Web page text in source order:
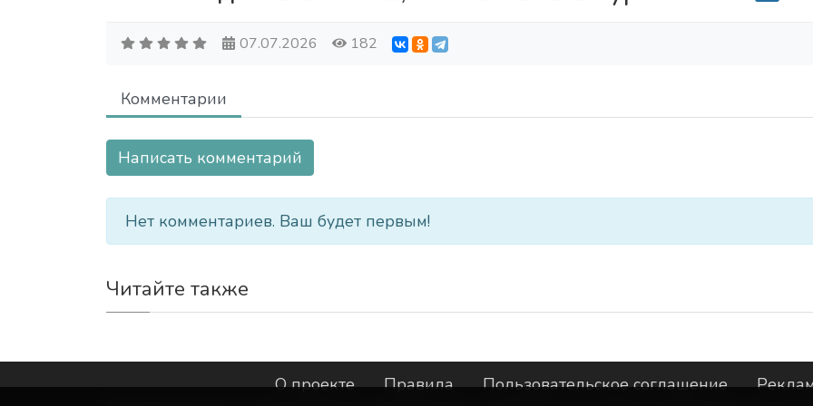
07.07.2026 182
Комментарии
Написать комментарий
Нет комментариев. Ваш будет первым!
Читайте также
О проекте Правила Пользовательское соглашение